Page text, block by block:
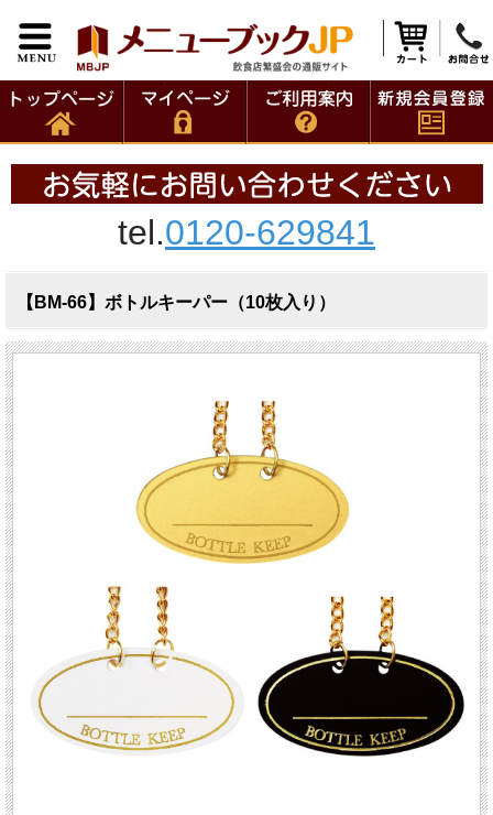
tel.0120-629841
【BM-66】ボトルキーパー（10枚入り）